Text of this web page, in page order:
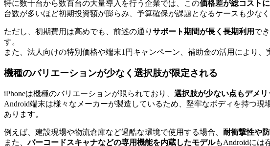
特に数十台から数百台の大量導入を行う企業では、この価格差が総コスト
台数が多いほど初期投資額が膨らみ、予算確保が課題となるケースも少なく
ただし、初期費用は高めでも、前述の通り サポート期間が長く長期利用 で
す。
また、法人向けの特別価格や端末1円キャンペーン、補助金の活用により、
機種のバリエーションが少なく選択肢が限定される
iPhoneは機種のバリエーションが限られており、 選択肢が少ない点もデメリ
Android端末は様々なメーカーが製造しているため、堅牢なボディを持つ
あります。
例えば、建設現場や物流倉庫など過酷な環境で使用する場合、 耐衝撃性や
また、バーコードスキャナなどの専用機能を内蔵したモデルもAndroidには